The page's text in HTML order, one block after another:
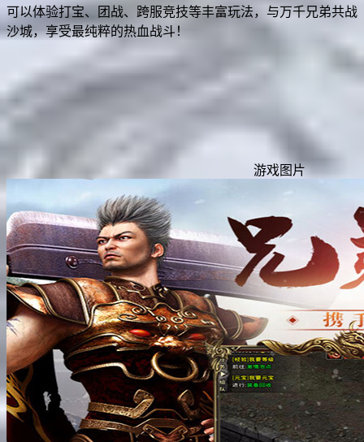
可以体验打宝、团战、跨服竞技等丰富玩法，与万千兄弟共战
沙城，享受最纯粹的热血战斗！
游戏图片